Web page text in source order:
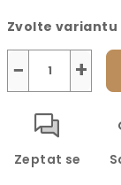
cena:
Zvolte variantu
+
−
Zeptat se